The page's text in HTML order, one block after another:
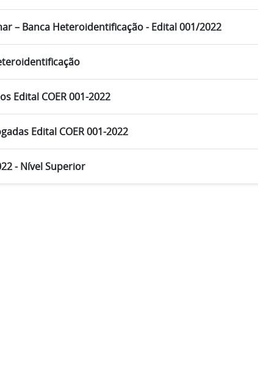
– Banca Heteroidentificação - Edital 001/2022
Edital COER 001-2022
Edital COER 001-2022
- Nível Superior